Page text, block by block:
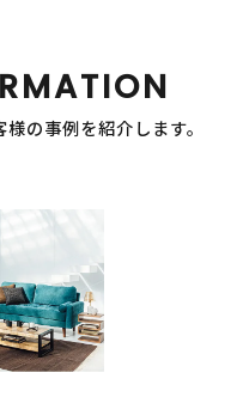
の事例を紹介します。